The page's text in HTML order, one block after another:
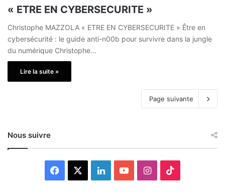
« ETRE EN CYBERSECURITE »
Christophe MAZZOLA « ETRE EN CYBERSECURITE » Être en
cybersécurité : le guide anti-n00b pour survivre dans la jungle
du numérique Christophe…
Lire la suite »
Page suivante
Nous suivre
L
I